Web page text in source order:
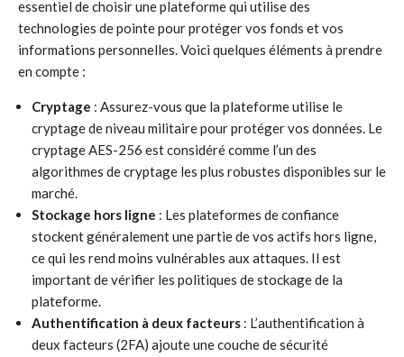
essentiel de choisir une plateforme qui utilise des
technologies de pointe pour protéger vos fonds et vos
informations personnelles. Voici quelques éléments à prendre
en compte :
Cryptage : Assurez-vous que la plateforme utilise le
cryptage de niveau militaire pour protéger vos données. Le
cryptage AES-256 est considéré comme l’un des
algorithmes de cryptage les plus robustes disponibles sur le
marché.
Stockage hors ligne : Les plateformes de confiance
stockent généralement une partie de vos actifs hors ligne,
ce qui les rend moins vulnérables aux attaques. Il est
important de vérifier les politiques de stockage de la
plateforme.
Authentification à deux facteurs : L’authentification à
deux facteurs (2FA) ajoute une couche de sécurité